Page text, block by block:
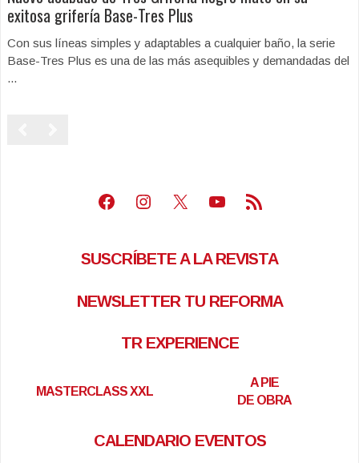
exitosa grifería Base-Tres Plus
Con sus líneas simples y adaptables a cualquier baño, la serie
Base-Tres Plus es una de las más asequibles y demandadas del
...
Facebook
Instagram
X Youtube
Feed RSS
SUSCRÍBETE A LA REVISTA
NEWSLETTER TU REFORMA
TR EXPERIENCE
MASTERCLASS XXL
A PIE
DE OBRA
CALENDARIO EVENTOS